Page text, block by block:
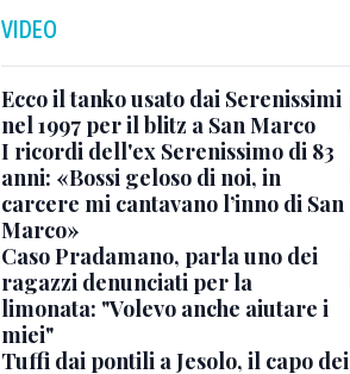
VIDEO
Ecco il tanko usato dai Serenissimi
nel 1997 per il blitz a San Marco
I ricordi dell'ex Serenissimo di 83
anni: «Bossi geloso di noi, in
carcere mi cantavano l’inno di San
Marco»
Caso Pradamano, parla uno dei
ragazzi denunciati per la
limonata: "Volevo anche aiutare i
miei"
Tuffi dai pontili a Jesolo, il capo dei